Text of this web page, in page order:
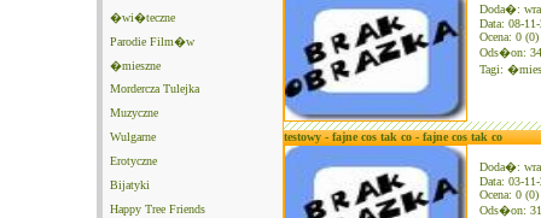
�wi�teczne
Parodie Film�w
�mieszne
Mordercza Tulejka
Muzyczne
Wulgarne
Erotyczne
Bijatyki
Happy Tree Friends
Doda�:
Data: 08-
Ocena: 0 (0)
Ods�on:
Tagi:
testowy - fajne cos tak co - fajne cos tak co
Doda�:
Data: 03-
Ocena: 0 (0)
Ods�on: